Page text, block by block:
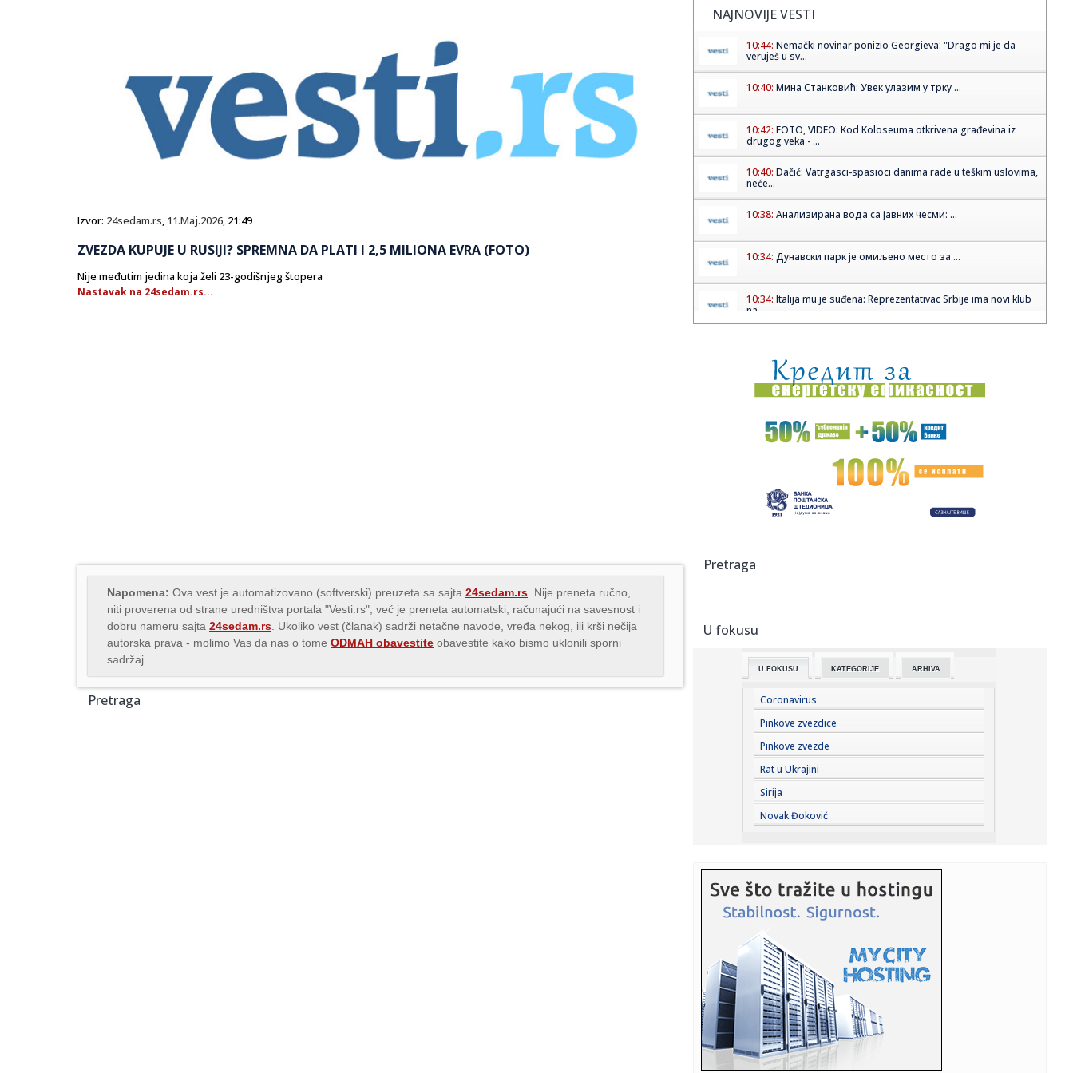
Izvor: 24sedam.rs, 11.Maj.2026, 21:49
ZVEZDA KUPUJE U RUSIJI? SPREMNA DA PLATI I 2,5 MILIONA EVRA (FOTO)
Nije međutim jedina koja želi 23-godišnjeg štopera
Nastavak na 24sedam.rs...
Napomena: Ova vest je automatizovano (softverski) preuzeta sa sajta 24sedam.rs . Nije preneta ručno,
niti proverena od strane uredništva portala "Vesti.rs", već je preneta automatski, računajući na savesnost i
dobru nameru sajta 24sedam.rs . Ukoliko vest (članak) sadrži netačne navode, vređa nekog, ili krši nečija
autorska prava - molimo Vas da nas o tome ODMAH obavestite obavestite kako bismo uklonili sporni
sadržaj.
Pretraga
NAJNOVIJE VESTI
10:44: Nemački novinar ponizio Georgieva: "Drago mi je da
veruješ u sv...
10:40: Мина Станковић: Увек улазим у трку ...
10:42: FOTO, VIDEO: Kod Koloseuma otkrivena građevina iz
drugog veka - ...
10:40: Dačić: Vatrgasci-spasioci danima rade u teškim uslovima,
neće...
10:38: Анализирана вода са јавних чесми: ...
10:34: Дунавски парк је омиљено место за ...
10:34: Italija mu je suđena: Reprezentativac Srbije ima novi klub
na ...
10:34:Misteriozni snimak Hamneja zapalio mreže: Pojavio se
nakon tvrdn...
10:33:Čelsijevo najveće pojačanje nije igrač
Izrael prećutno odobrio obnovu Gaze: Radovi počeli
10:31:Mlečni put možda sadrži čak 170 miliona crnih rupa
pe...
10:27:
10:26:
'Građanska smrt': Kremlj državljanstvo koristi kao oružje
10:26:Analiza pokazala: Električni trotineti znatno opasniji od
motoci...
10:26:Mačke, kondomi i registarske tablice: Ajkule koje će
pojesti go...
10:26:Bioskop pod letnjim nebom u utorak u Kineskoj četvrti:
Povedite ...
10:25: Siromaštvo i socijalna nepravda sve više opterećuju Srbiju
10:25:
"Umorni j...
10:25:Sombor: Dunav kod Bezdana u blagom porastu, vodostaj
danas -158 c...
10:17:HODAR RUTINIRAO LEHEČKU, DRMA SE TRON SINERU I
ALKARAZU: Tinejd...
10:17:Vučić dočekao Zelenskog i najavio fabriku dronova sa
Pretraga
U fokusu
U FOKUSU KATEGORIJE ARHIVA
Coronavirus
Pinkove zvezdice
Pinkove zvezde
Rat u Ukrajini
Sirija
Novak Đoković